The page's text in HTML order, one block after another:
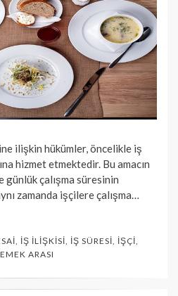
ilişkin hükümler, öncelikle iş
hizmet etmektedir. Bu amacın
çalışma süresinin
zamanda işçilere çalışma…
, İŞ İLIŞKISI, İŞ SÜRESI, İŞÇI,
ARASI